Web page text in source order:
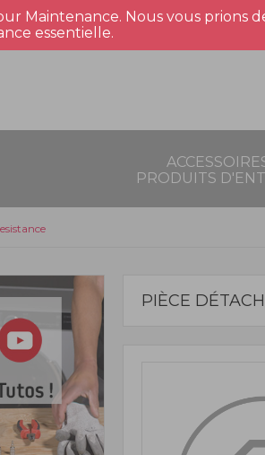
Maintenance. Nous vous prions
essentielle.
PRODUITS
PIÈCE